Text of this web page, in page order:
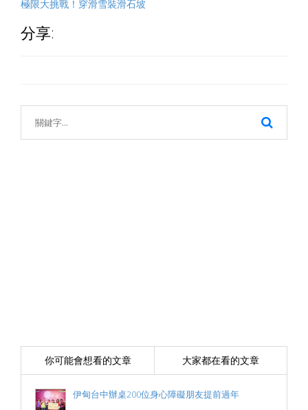
極限大挑戰！穿滑雪裝滑石坡
分享:
你可能會想看的文章 大家都在看的文章
伊甸台中辦桌200位身心障礙朋友提前過年